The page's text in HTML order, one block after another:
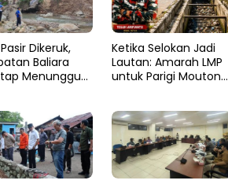
Dikeruk,
Baliara
Menunggu
Ketika Selokan Jadi
Lautan: Amarah LMP
untuk Parigi Moutong